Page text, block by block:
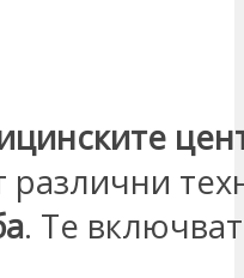
различни
. Те включват